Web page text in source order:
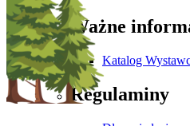
Ważne
Katalog
Regulaminy